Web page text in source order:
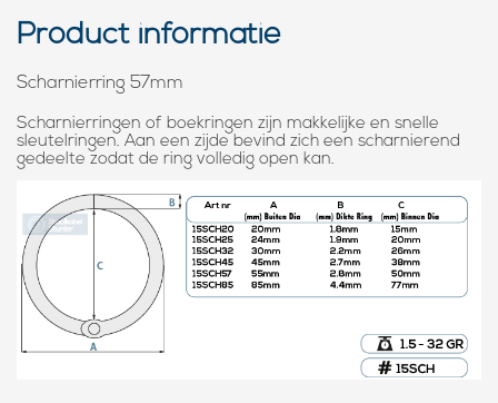
Product informatie
Scharnierring 57mm
Scharnierringen of boekringen zijn makkelijke en snelle
sleutelringen. Aan een zijde bevind zich een scharnierend
gedeelte zodat de ring volledig open kan.